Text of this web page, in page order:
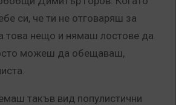
си, че ти не отговаряш за
това нещо и нямаш лостове да
можеш да обещаваш,
такъв вид популистични